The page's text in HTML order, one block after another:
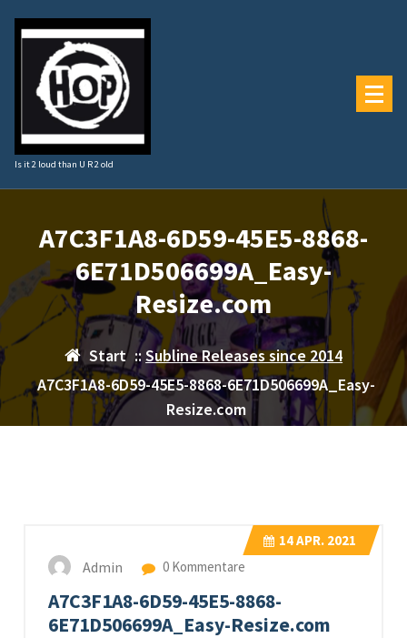
Inhalt
springen
Is it 2 loud than U R 2 old
A7C3F1A8-6D59-45E5-8868-
6E71D506699A_Easy-
Resize.com
Start ::Subline Releases since 2014
A7C3F1A8-6D59-45E5-8868-6E71D506699A_Easy-
Resize.com
14APR. 2021
Admin 0 Kommentare
A7C3F1A8-6D59-45E5-8868-
6E71D506699A_Easy-Resize.com